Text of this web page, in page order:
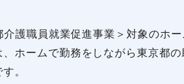
護職員就業促進事業＞対象のホー
ホームで勤務をしながら東京都
。